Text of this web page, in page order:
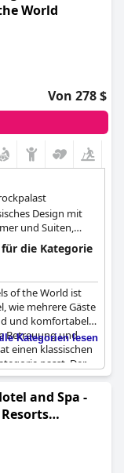
die ein
suchen. Die
verfasst
und Komfort
das
Das
Hotel in einem
World
Von 278 $
Design mit
und Suiten,
Spa und
die Kategorie
of the World ist
wie mehrere Gäste
und komfortabel
Betreuung und
einen klassischen
passt. Der
ist
die Einrichtungen
auf dem Gelände.
professionelle
Aufenthalt
und
ihres
Kategorien lesen
and Spa -
and Spa)